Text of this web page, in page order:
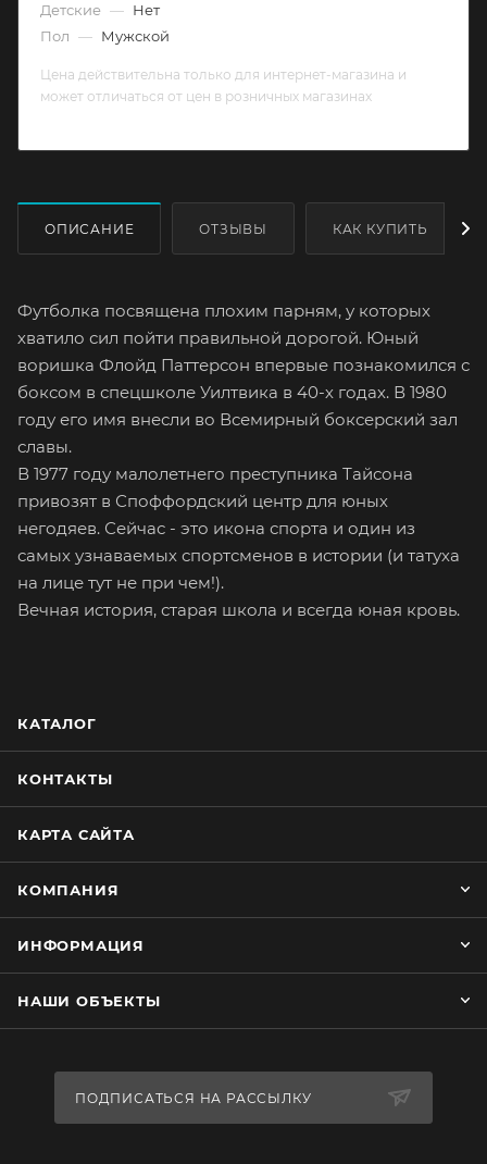
Детские — Нет
Пол — Мужской
Цена действительна только для интернет-магазина и
может отличаться от цен в розничных магазинах
ОПИСАНИЕ ОТЗЫВЫ КАК КУПИТЬ
Футболка посвящена плохим парням, у которых
хватило сил пойти правильной дорогой. Юный
воришка Флойд Паттерсон впервые познакомился с
боксом в спецшколе Уилтвика в 40-х годах. В 1980
году его имя внесли во Всемирный боксерский зал
славы.
В 1977 году малолетнего преступника Тайсона
привозят в Споффордский центр для юных
негодяев. Сейчас - это икона спорта и один из
самых узнаваемых спортсменов в истории (и татуха
на лице тут не при чем!).
Вечная история, старая школа и всегда юная кровь.
КАТАЛОГ
КОНТАКТЫ
КАРТА САЙТА
КОМПАНИЯ
ИНФОРМАЦИЯ
НАШИ ОБЪЕКТЫ
ПОДПИСАТЬСЯ НА РАССЫЛКУ